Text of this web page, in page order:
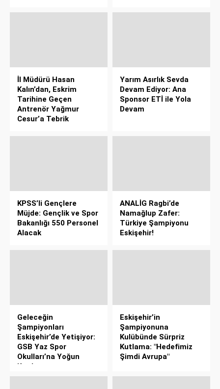
İl Müdürü Hasan
Kalın’dan, Eskrim
Tarihine Geçen
Antrenör Yağmur
Cesur’a Tebrik
Yarım Asırlık Sevda
Devam Ediyor: Ana
Sponsor ETİ ile Yola
Devam
KPSS’li Gençlere
Müjde: Gençlik ve Spor
Bakanlığı 550 Personel
Alacak
ANALİG Ragbi’de
Namağlup Zafer:
Türkiye Şampiyonu
Eskişehir!
Geleceğin
Şampiyonları
Eskişehir’de Yetişiyor:
GSB Yaz Spor
Okulları’na Yoğun
Katılım
Eskişehir’in
Şampiyonuna
Kulübünde Sürpriz
Kutlama: "Hedefimiz
Şimdi Avrupa"